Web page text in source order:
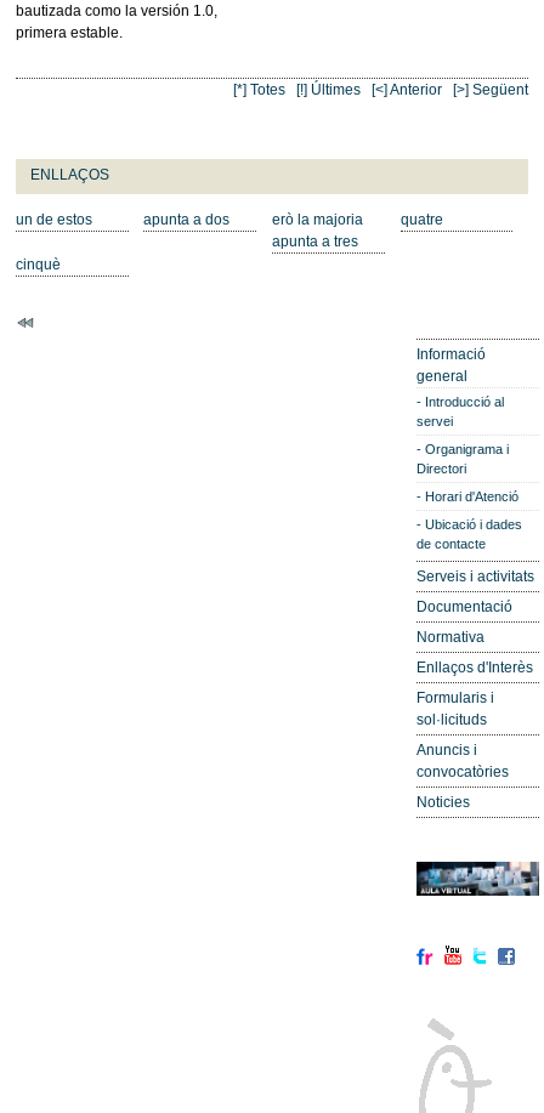
bautizada como la versión 1.0,
primera estable.
[*] Totes [!] Últimes [<] Anterior [>] Següent
ENLLAÇOS
un de estos apunta a dos
erò la majoria
apunta a tres
quatre
cinquè
Informació
general
Introducció al
servei
Organigrama i
Directori
Horari d'Atenció
Ubicació i dades
de contacte
Serveis i activitats
Documentació
Normativa
Enllaços d'Interès
Formularis i
sol·licituds
Anuncis i
convocatòries
Noticies